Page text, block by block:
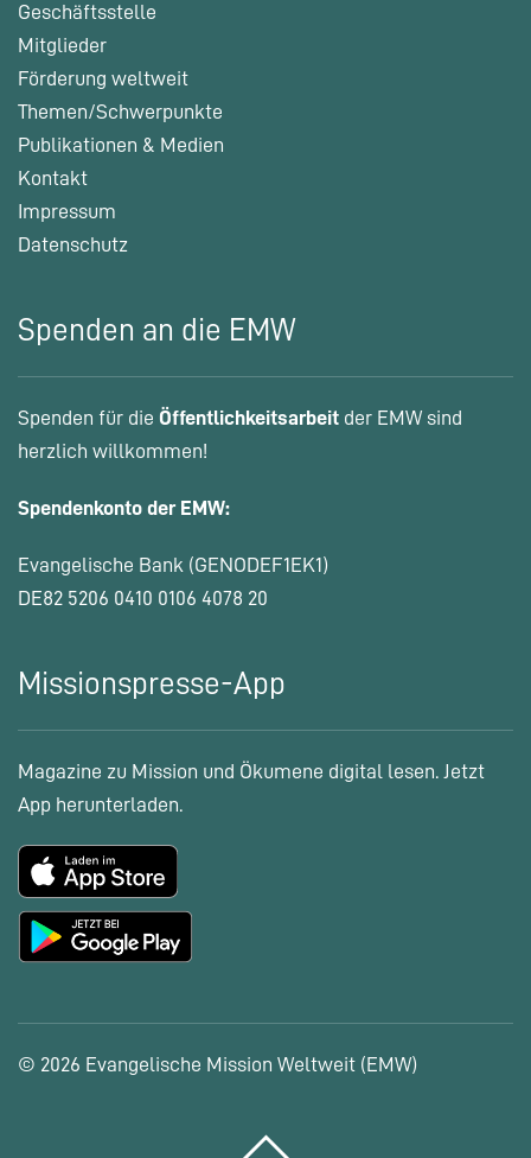
Geschäftsstelle
Mitglieder
Förderung weltweit
Themen/Schwerpunkte
Publikationen & Medien
Kontakt
Impressum
Datenschutz
Spenden an die EMW
Spenden für die Öffentlichkeitsarbeit der EMW sind
herzlich willkommen!
Spendenkonto der EMW:
Evangelische Bank (GENODEF1EK1)
DE82 5206 0410 0106 4078 20
Missionspresse-App
Magazine zu Mission und Ökumene digital lesen. Jetzt
App herunterladen.
© 2026 Evangelische Mission Weltweit (EMW)